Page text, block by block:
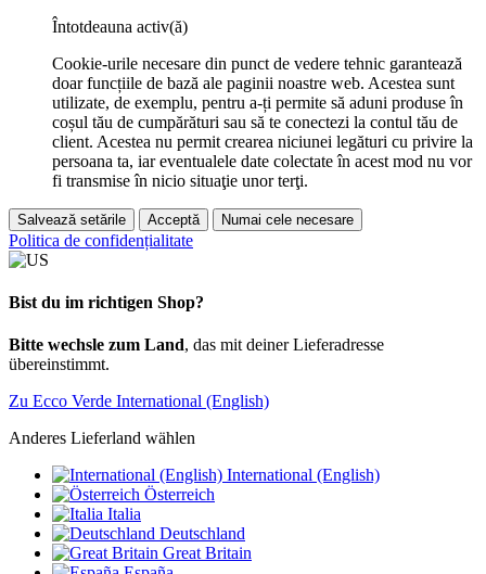
Întotdeauna activ(ă)
Cookie-urile necesare din punct de vedere tehnic garantează
doar funcțiile de bază ale paginii noastre web. Acestea sunt
utilizate, de exemplu, pentru a-ți permite să aduni produse în
coșul tău de cumpărături sau să te conectezi la contul tău de
client. Acestea nu permit crearea niciunei legături cu privire la
persoana ta, iar eventualele date colectate în acest mod nu vor
fi transmise în nicio situaţie unor terţi.
Salvează setările Acceptă Numai cele necesare
Politica de confidențialitate
Bist du im richtigen Shop?
Bitte wechsle zum Land, das mit deiner Lieferadresse
übereinstimmt.
Zu Ecco Verde International (English)
Anderes Lieferland wählen
International (English)
Österreich
Italia
Deutschland
Great Britain